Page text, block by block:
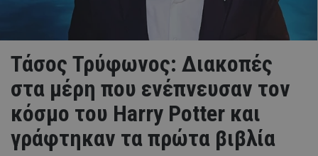
Τάσος Τρύφωνος: Διακοπές
στα μέρη που ενέπνευσαν τον
κόσμο του Harry Potter και
γράφτηκαν τα πρώτα βιβλία